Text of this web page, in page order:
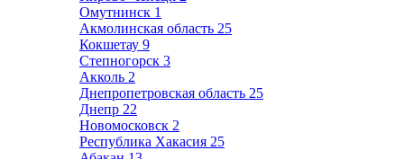
Омутнинск 1
Акмолинская область 25
Кокшетау 9
Степногорск 3
Акколь 2
Днепропетровская область 25
Днепр 22
Новомосковск 2
Республика Хакасия 25